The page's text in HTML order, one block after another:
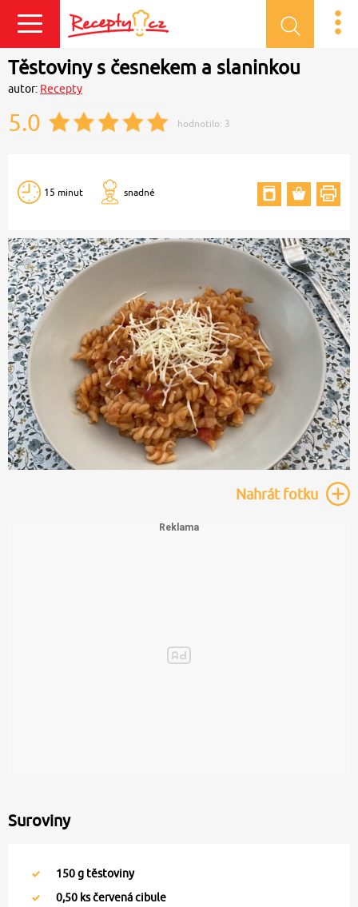
Přihlásit se
Těstoviny s česnekem a slaninkou
autor: Recepty
5.0 hodnotilo: 3
15 minut snadné
Nahrátfotku
Suroviny
150g těstoviny
0,50 ks červená cibule